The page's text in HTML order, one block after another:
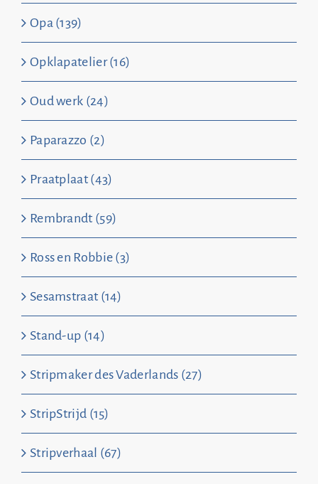
Opa (139)
Opklapatelier (16)
Oud werk (24)
Paparazzo (2)
Praatplaat (43)
Rembrandt (59)
Ross en Robbie (3)
Sesamstraat (14)
Stand-up (14)
Stripmaker des Vaderlands (27)
StripStrijd (15)
Stripverhaal (67)